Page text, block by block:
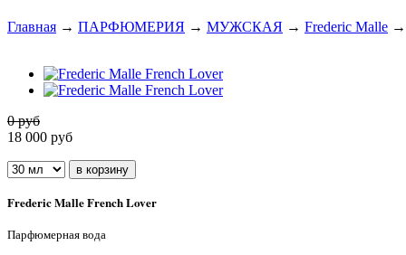
Главная → ПАРФЮМЕРИЯ → МУЖСКАЯ → Frederic Malle →
0 руб
18 000 руб
Frederic Malle French Lover
Парфюмерная вода